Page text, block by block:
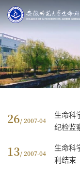
26/ 2007-04
生命科
纪检监
13/ 2007-04
生命科
利结束